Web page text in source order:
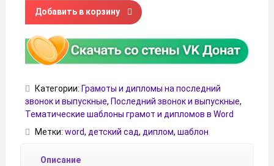
Количество товара Диплом об окончании детского сада
Добавить в корзину
Категории: Грамоты и дипломы на последний
звонок и выпускные, Последний звонок и выпускные,
Тематические шаблоны грамот и дипломов в Word
Метки: word, детский сад, диплом, шаблон
Описание